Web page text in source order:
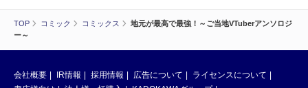
TOP コミック コミックス
地元が最高で最強！～ご当地VTuberアンソロジ
ー～
会社概要 IR情報 採用情報 広告について
ライセンスについて